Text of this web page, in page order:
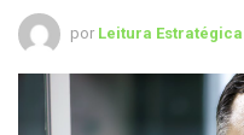
por Leitura Estratégica